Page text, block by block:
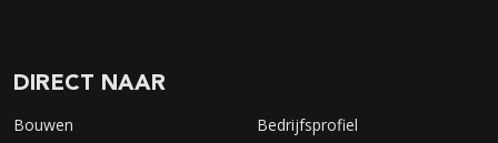
DIRECT NAAR
Bouwen
Bedrijfsprofiel